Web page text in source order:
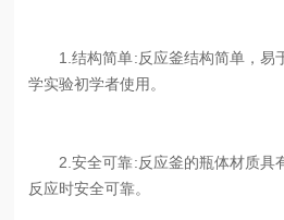
1.结构简单:反应釜结构简单，易
学实验初学者使用。
2.安全可靠:反应釜的瓶体材质具
反应时安全可靠。